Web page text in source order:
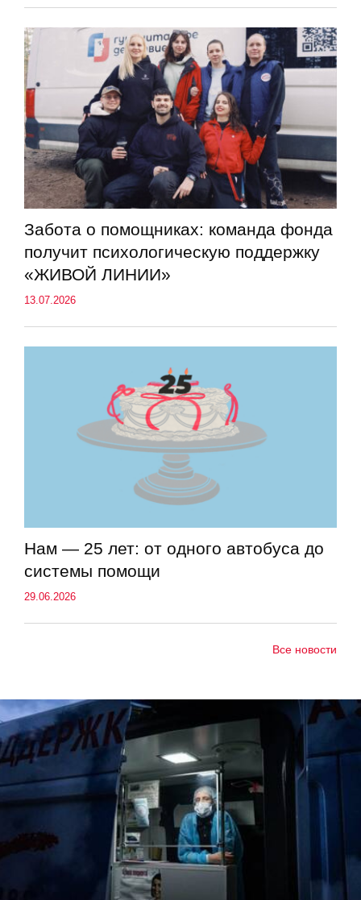
Забота о помощниках: команда фонда
получит психологическую поддержку
«ЖИВОЙ ЛИНИИ»
13.07.2026
Нам — 25 лет: от одного автобуса до
системы помощи
29.06.2026
Все новости